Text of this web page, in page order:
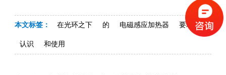
本文标签： 在光环之下 的 电磁感应加热器 要理性
认识 和使用